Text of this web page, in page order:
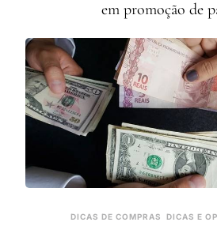
em promoção de
DICAS DE COMPRAS DICAS E